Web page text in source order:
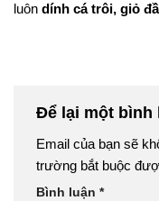
luôn dính cá trôi, giỏ
Để lại một bình
Email của bạn sẽ
trường bắt buộc
Bình luận *